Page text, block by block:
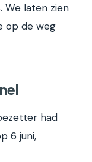
We laten zien
op de weg
had
6 juni,